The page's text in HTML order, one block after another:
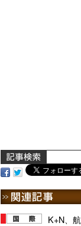
K+N、